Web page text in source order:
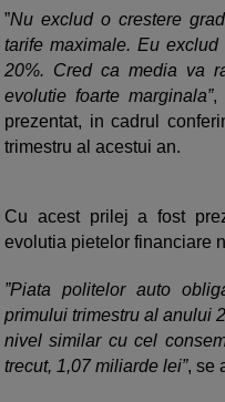
”Nu exclud o crestere
tarife maximale. Eu
20%. Cred ca media va
evolutie foarte marginala”,
prezentat, in cadrul
trimestru al acestui an.
Cu acest prilej a fost
evolutia pietelor financiare
”Piata politelor auto
primului trimestru al anului
nivel similar cu cel
trecut, 1,07 miliarde lei”, se